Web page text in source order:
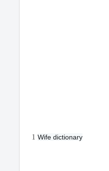
1Wife dictionary